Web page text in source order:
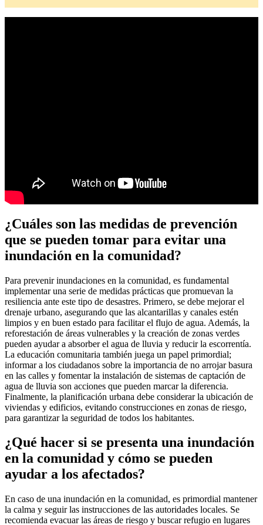
¿Cuáles son las medidas de prevención
que se pueden tomar para evitar una
inundación en la comunidad?
Para prevenir inundaciones en la comunidad, es fundamental
implementar una serie de medidas prácticas que promuevan la
resiliencia ante este tipo de desastres. Primero, se debe mejorar el
drenaje urbano, asegurando que las alcantarillas y canales estén
limpios y en buen estado para facilitar el flujo de agua. Además, la
reforestación de áreas vulnerables y la creación de zonas verdes
pueden ayudar a absorber el agua de lluvia y reducir la escorrentía.
La educación comunitaria también juega un papel primordial;
informar a los ciudadanos sobre la importancia de no arrojar basura
en las calles y fomentar la instalación de sistemas de captación de
agua de lluvia son acciones que pueden marcar la diferencia.
Finalmente, la planificación urbana debe considerar la ubicación de
viviendas y edificios, evitando construcciones en zonas de riesgo,
para garantizar la seguridad de todos los habitantes.
¿Qué hacer si se presenta una inundación
en la comunidad y cómo se pueden
ayudar a los afectados?
En caso de una inundación en la comunidad, es primordial mantener
la calma y seguir las instrucciones de las autoridades locales. Se
recomienda evacuar las áreas de riesgo y buscar refugio en lugares